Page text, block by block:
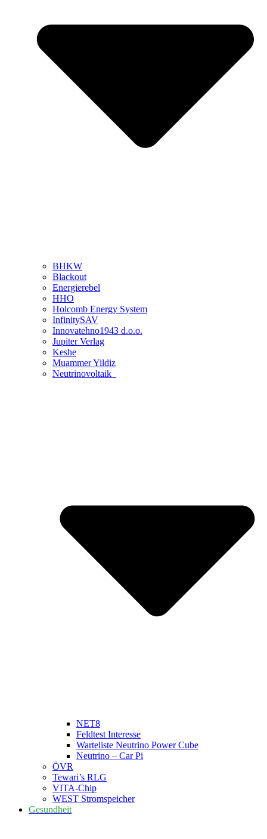
BHKW
Blackout
Energierebel
HHO
Holcomb Energy System
InfinitySAV
Innovatehno1943 d.o.o.
Jupiter Verlag
Keshe
Muammer Yildiz
Neutrinovoltaik
NET8
Feldtest Interesse
Warteliste Neutrino Power Cube
Neutrino – Car Pi
ÖVR
Tewari’s RLG
VITA-Chip
WEST Stromspeicher
Gesundheit